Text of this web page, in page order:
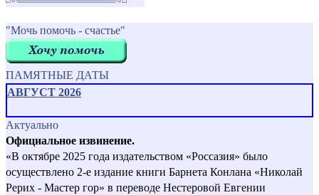
"Мочь помочь - счастье"
ПАМЯТНЫЕ ДАТЫ
АВГУСТ 2026
Актуально
Официальное извинение.
«В октябре 2025 года издательством «Россазия» было
осуществлено 2-е издание книги Барнета Конлана «Николай
Рерих - Мастер гор» в переводе Нестеровой Евгении